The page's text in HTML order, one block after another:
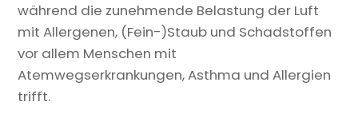
während die zunehmende Belastung der Luft
mit Allergenen, (Fein-)Staub und Schadstoffen
vor allem Menschen mit
Atemwegserkrankungen, Asthma und Allergien
trifft.